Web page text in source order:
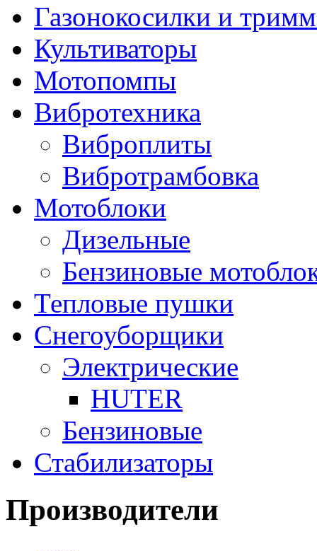
Газонокосилки и
Культиваторы
Мотопомпы
Вибротехника
Виброплиты
Вибротрамбовка
Мотоблоки
Дизельные
Бензиновые
Тепловые пушки
Снегоуборщики
Электрические
HUTER
Бензиновые
Стабилизаторы
Производители